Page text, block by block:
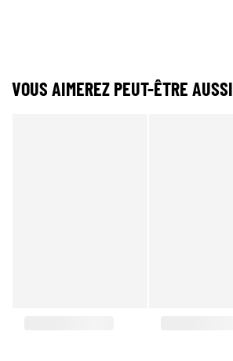
VOUS AIMEREZ PEUT-ÊTRE AUSSI